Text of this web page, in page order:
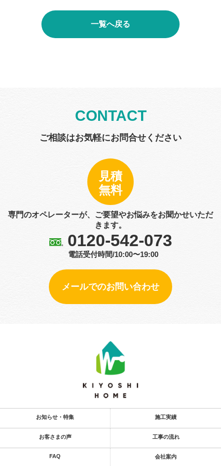
一覧へ戻る
CONTACT
ご相談はお気軽にお問合せください
見積
無料
専門のオペレーターが、ご要望やお悩みをお聞かせいただ
きます。
0120-542-073
電話受付時間/10:00〜19:00
メールでのお問い合わせ
お知らせ・特集 施工実績
お客さまの声 工事の流れ
FAQ 会社案内